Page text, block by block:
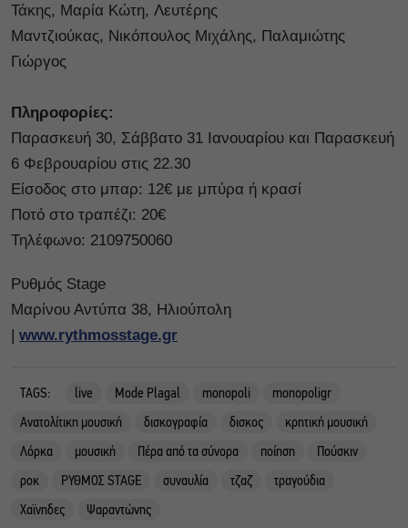
Τάκης, Μαρία Κώτη, Λευτέρης
Μαντζιούκας, Νικόπουλος Μιχάλης, Παλαμιώτης
Γιώργος
Πληροφορίες:
Παρασκευή 30, Σάββατο 31 Ιανουαρίου και Παρασκευή
6 Φεβρουαρίου στις 22.30
Είσοδος στο μπαρ: 12€ με μπύρα ή κρασί
Ποτό στο τραπέζι: 20€
Τηλέφωνο: 2109750060
Ρυθμός Stage
Μαρίνου Αντύπα 38, Ηλιούπολη
| www.rythmosstage.gr
TAGS: live Mode Plagal monopoli
monopoligr
Ανατολίτικη μουσική
δισκογραφία δισκος
κρητική μουσική
Λόρκα
μουσική Πέρα από τα σύνορα ποίηση
Πούσκιν
ροκ
ΡΥΘΜΟΣ STAGE συναυλία τζαζ
τραγούδια
Χαϊνηδες
Ψαραντώνης